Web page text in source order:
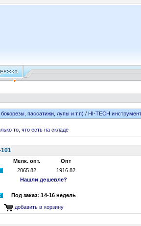
пассатижи, лупы и т.п) / HI-TECH
то, что есть на складе
Мелк. опт.
Опт
2065.82
1916.82
Нашли дешевле?
Под заказ: 14-16 недель
добавить в корзину